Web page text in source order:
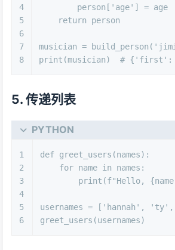
4
5
6
7
8
        person[
'age' ] = age
return person
musician = build_person(
print (musician) # {'first':
5. 传递列表
PYTHON
1
2
3
4
5
6
def greet_users (names):
for name in names:
print (f"Hello,
usernames = [ 'hannah' , 'ty' ,
greet_users(usernames)